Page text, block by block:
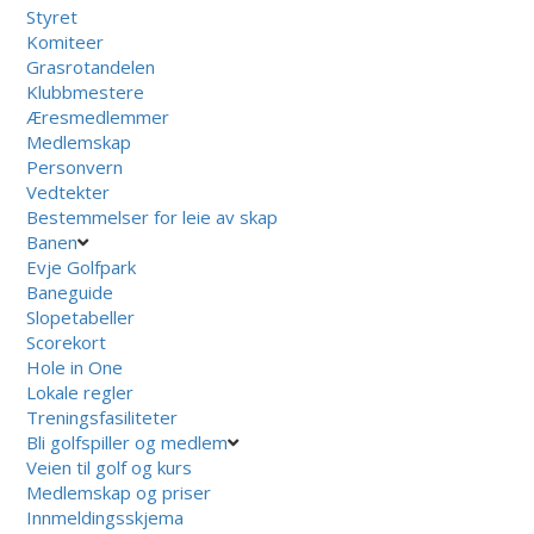
Styret
Komiteer
Grasrotandelen
Klubbmestere
Æresmedlemmer
Medlemskap
Personvern
Vedtekter
Bestemmelser for leie av skap
Banen
Evje Golfpark
Baneguide
Slopetabeller
Scorekort
Hole in One
Lokale regler
Treningsfasiliteter
Bli golfspiller og medlem
Veien til golf og kurs
Medlemskap og priser
Innmeldingsskjema